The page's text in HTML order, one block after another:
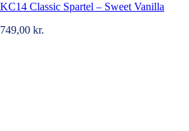
KC14 Classic Spartel – Sweet Vanilla
749,00 kr.